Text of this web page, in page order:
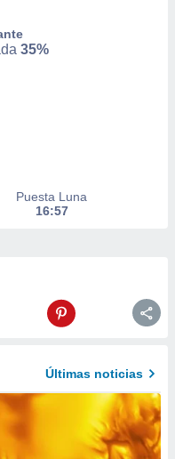
35%
Puesta Luna
16:57
Últimas noticias